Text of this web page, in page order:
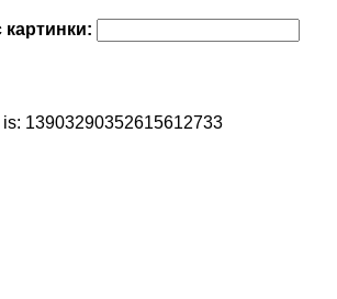
картинки:
13903290352615612733